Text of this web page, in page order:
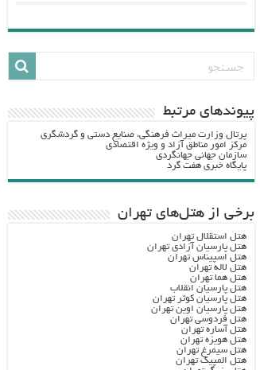
پيوندهاي مرتبط
پرتال وزارت ميراث فرهنگي، صنایع دستی و گردشگري
مرکز امور مناطق آزاد و ویژه اقتصادی
سازمان جهانی جهانگردی
پایگاه خبری هفت گرد
برخی از هتل‌های تهران
هتل استقلال تهران
هتل پارسیان آزادی تهران
هتل اسپیناس تهران
هتل لاله تهران
هتل هما تهران
هتل پارسیان انقلاب
هتل پارسیان کوثر تهران
هتل پارسیان اوین تهران
هتل فردوسی تهران
هتل آساره تهران
هتل هویزه تهران
هتل سیمرغ تهران
هتل المپیک تهران